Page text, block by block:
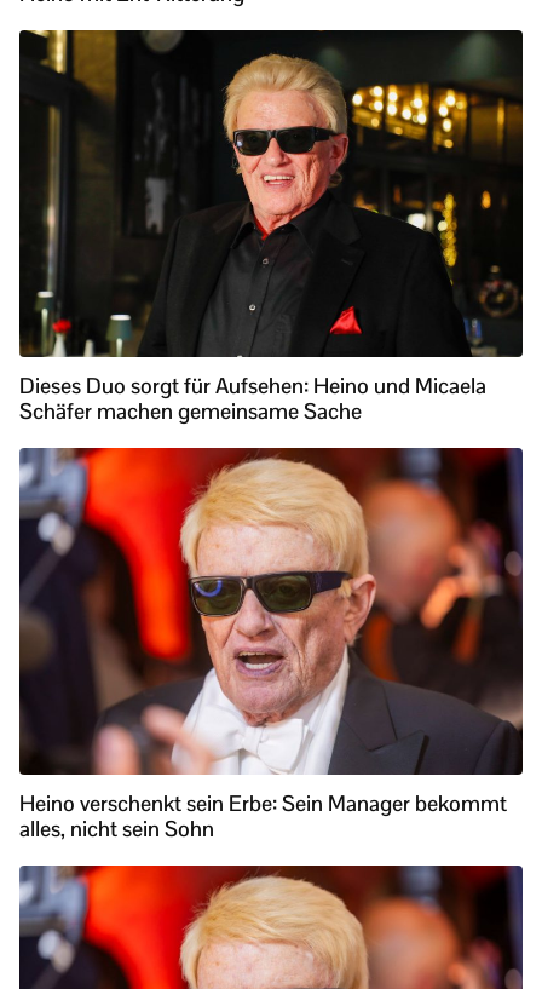
Dieses Duo sorgt für Aufsehen: Heino und Micaela
Schäfer machen gemeinsame Sache
Heino verschenkt sein Erbe: Sein Manager bekommt
alles, nicht sein Sohn